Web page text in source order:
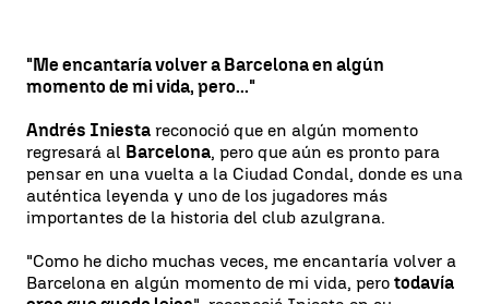
"Me encantaría volver a Barcelona en algún
momento de mi vida, pero..."
Andrés Iniesta reconoció que en algún momento
regresará al Barcelona, pero que aún es pronto para
pensar en una vuelta a la Ciudad Condal, donde es una
auténtica leyenda y uno de los jugadores más
importantes de la historia del club azulgrana.
"Como he dicho muchas veces, me encantaría volver a
Barcelona en algún momento de mi vida, pero todavía